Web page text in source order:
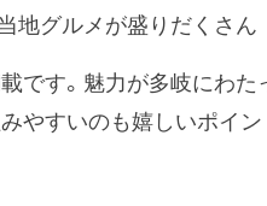
地グルメが盛りだくさん
です。魅力が多岐にわ
やすいのも嬉しいポイン